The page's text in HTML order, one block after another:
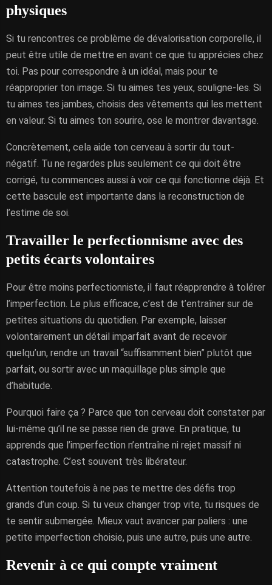
physiques
Si tu rencontres ce problème de dévalorisation corporelle, il
peut être utile de mettre en avant ce que tu apprécies chez
toi. Pas pour correspondre à un idéal, mais pour te
réapproprier ton image. Si tu aimes tes yeux, souligne-les. Si
tu aimes tes jambes, choisis des vêtements qui les mettent
en valeur. Si tu aimes ton sourire, ose le montrer davantage.
Concrètement, cela aide ton cerveau à sortir du tout-
négatif. Tu ne regardes plus seulement ce qui doit être
corrigé, tu commences aussi à voir ce qui fonctionne déjà. Et
cette bascule est importante dans la reconstruction de
l’estime de soi.
Travailler le perfectionnisme avec des
petits écarts volontaires
Pour être moins perfectionniste, il faut réapprendre à tolérer
l’imperfection. Le plus efficace, c’est de t’entraîner sur de
petites situations du quotidien. Par exemple, laisser
volontairement un détail imparfait avant de recevoir
quelqu’un, rendre un travail “suffisamment bien” plutôt que
parfait, ou sortir avec un maquillage plus simple que
d’habitude.
Pourquoi faire ça ? Parce que ton cerveau doit constater par
lui-même qu’il ne se passe rien de grave. En pratique, tu
apprends que l’imperfection n’entraîne ni rejet massif ni
catastrophe. C’est souvent très libérateur.
Attention toutefois à ne pas te mettre des défis trop
grands d’un coup. Si tu veux changer trop vite, tu risques de
te sentir submergée. Mieux vaut avancer par paliers : une
petite imperfection choisie, puis une autre, puis une autre.
Revenir à ce qui compte vraiment